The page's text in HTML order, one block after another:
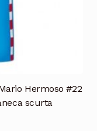
Hermoso #22
scurta